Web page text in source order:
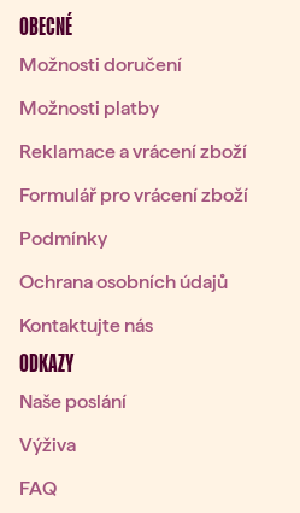
OBECNÉ
Možnosti doručení
Možnosti platby
Reklamace a vrácení zboží
Formulář pro vrácení zboží
Podmínky
Ochrana osobních údajů
Kontaktujte nás
ODKAZY
Naše poslání
Výživa
FAQ